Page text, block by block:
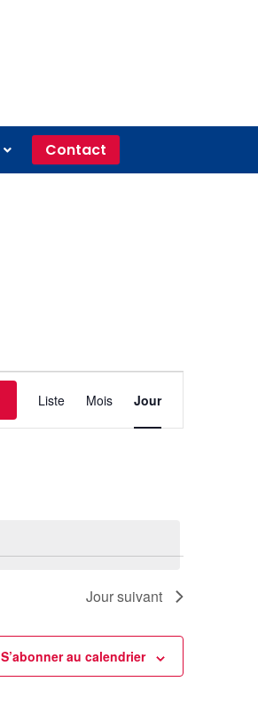
Contact
Navigation
de
Liste Mois Jour
Jour suivant
S’abonner au calendrier